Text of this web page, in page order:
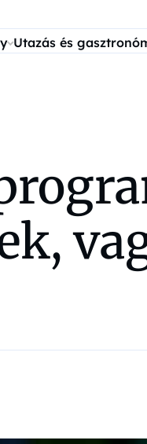
Utazás és